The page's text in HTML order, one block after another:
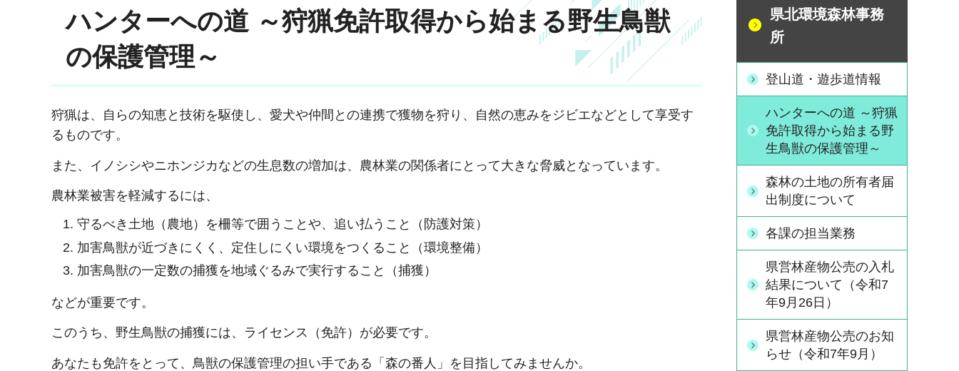
ハンターへの道 ～狩猟免許取得から始まる野生鳥獣
の保護管理～
狩猟は、自らの知恵と技術を駆使し、愛犬や仲間との連携で獲物を狩り、自然の恵みをジビエなどとして享受す
るものです。
また、イノシシやニホンジカなどの生息数の増加は、農林業の関係者にとって大きな脅威となっています。
農林業被害を軽減するには、
守るべき土地（農地）を柵等で囲うことや、追い払うこと（防護対策）
加害鳥獣が近づきにくく、定住しにくい環境をつくること（環境整備）
加害鳥獣の一定数の捕獲を地域ぐるみで実行すること（捕獲）
などが重要です。
このうち、野生鳥獣の捕獲には、ライセンス（免許）が必要です。
あなたも免許をとって、鳥獣の保護管理の担い手である「森の番人」を目指してみませんか。
県北環境森林事務
所
登山道・遊歩道情報
ハンターへの道 ～狩猟
免許取得から始まる野
生鳥獣の保護管理～
森林の土地の所有者届
出制度について
各課の担当業務
県営林産物公売の入札
結果について（令和7
年9月26日）
県営林産物公売のお知
らせ（令和7年9月）